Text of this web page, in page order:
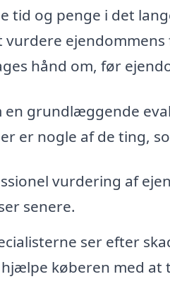
tid og penge i det
hånd om, før
grundlæggende
er nogle af de ting,
vurdering af
senere.
ser efter
køberen med